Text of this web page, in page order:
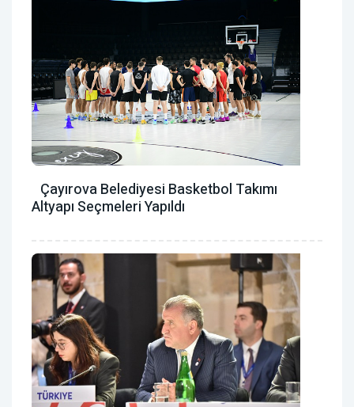
Çayırova Belediyesi Basketbol Takımı
Altyapı Seçmeleri Yapıldı